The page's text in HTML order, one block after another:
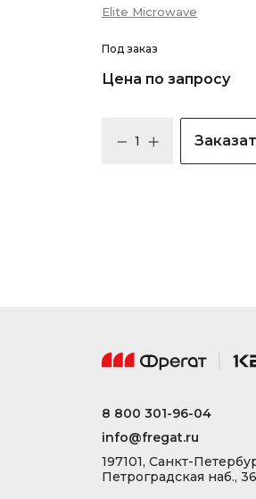
Elite Microwave
Под заказ
Цена по запросу
8 800 301-96-04
info@fregat.ru
197101, Санкт-
Петроградская наб.,